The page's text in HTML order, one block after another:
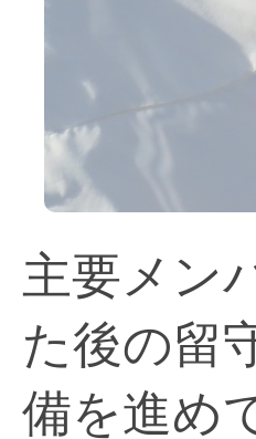
主要メン
た後の留
備を進め